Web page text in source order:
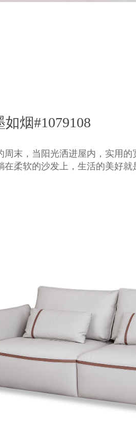
如烟#1079108
周末，当阳光洒进屋内，实用
在柔软的沙发上，生活的美好就